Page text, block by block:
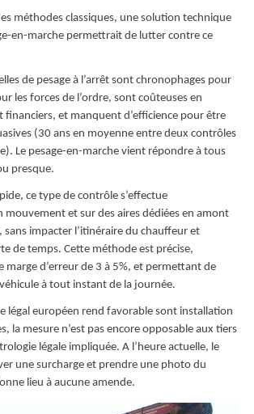
méthodes classiques, une solution technique
en-marche permettrait de lutter contre ce
de pesage à l’arrêt sont chronophages pour
les forces de l’ordre, sont coûteuses en
financiers, et manquent d’efficience pour être
(30 ans en moyenne entre deux contrôles
Le pesage-en-marche vient répondre à tous
presque.
ce type de contrôle s’effectue
mouvement et sur des aires dédiées en amont
sans impacter l’itinéraire du chauffeur et
de temps. Cette méthode est précise,
marge d’erreur de 3 à 5%, et permettant de
à tout instant de la journée.
légal européen rend favorable sont installation
la mesure n’est pas encore opposable aux tiers
légale impliquée. A l’heure actuelle, le
une surcharge et prendre une photo du
lieu à aucune amende.